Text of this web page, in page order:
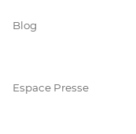
Blog
Espace Presse